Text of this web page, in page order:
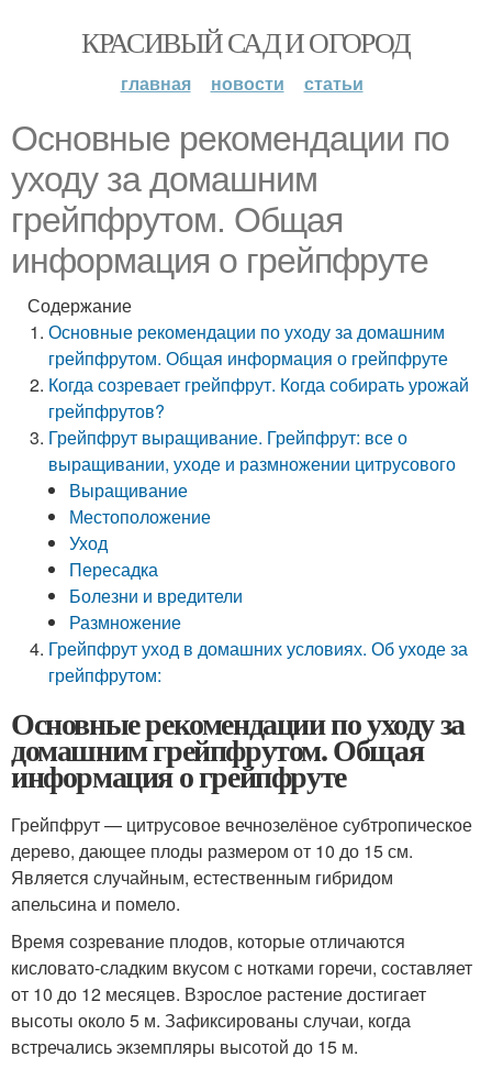
КРАСИВЫЙ САД И ОГОРОД
главная новости статьи
Основные рекомендации по
уходу за домашним
грейпфрутом. Общая
информация о грейпфруте
Содержание
Основные рекомендации по уходу за домашним
грейпфрутом. Общая информация о грейпфруте
Когда созревает грейпфрут. Когда собирать урожай
грейпфрутов?
Грейпфрут выращивание. Грейпфрут: все о
выращивании, уходе и размножении цитрусового
Выращивание
Местоположение
Уход
Пересадка
Болезни и вредители
Размножение
Грейпфрут уход в домашних условиях. Об уходе за
грейпфрутом:
Основные рекомендации по уходу за
домашним грейпфрутом. Общая
информация о грейпфруте
Грейпфрут — цитрусовое вечнозелёное субтропическое
дерево, дающее плоды размером от 10 до 15 см.
Является случайным, естественным гибридом
апельсина и помело.
Время созревание плодов, которые отличаются
кисловато-сладким вкусом с нотками горечи, составляет
от 10 до 12 месяцев. Взрослое растение достигает
высоты около 5 м. Зафиксированы случаи, когда
встречались экземпляры высотой до 15 м.